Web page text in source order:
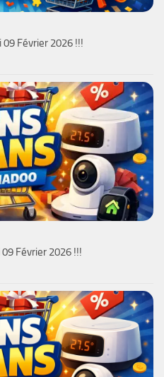
09 Février 2026 !!!
Février 2026 !!!